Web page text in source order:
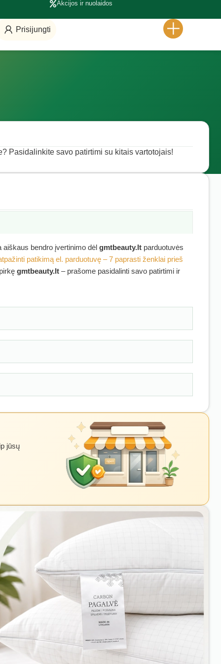
Akcijos ir nuolaidos
Prisijungti
Pasidalinkite savo patirtimi su kitais vartotojais!
aiškaus bendro įvertinimo dėl gmtbeauty.lt parduotuvės
patikimą el. parduotuvę – 7 paprasti ženklai prieš
gmtbeauty.lt – prašome pasidalinti savo patirtimi ir
jūsų